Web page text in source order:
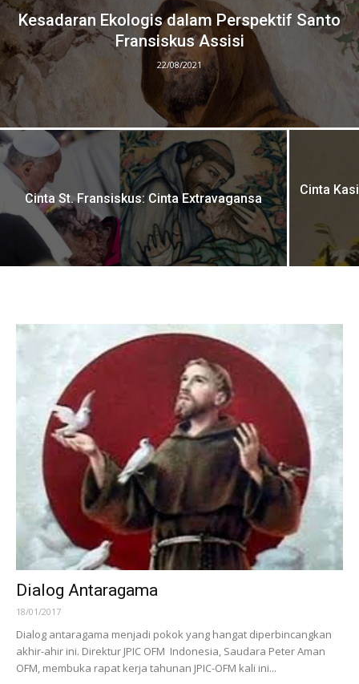
Kesadaran Ekologis dalam Perspektif Santo
Fransiskus Assisi
22/08/2021
Cinta St. Fransiskus: Cinta Extravagansa
Cinta
Dialog Antaragama
18/01/2017
Dialog antaragama menjadi pokok yang hangat diperbincangkan
akhir-ahir ini. Direktur JPIC OFM Indonesia, Saudara Peter Aman
OFM, membuka rapat kerja tahunan JPIC-OFM kali ini...